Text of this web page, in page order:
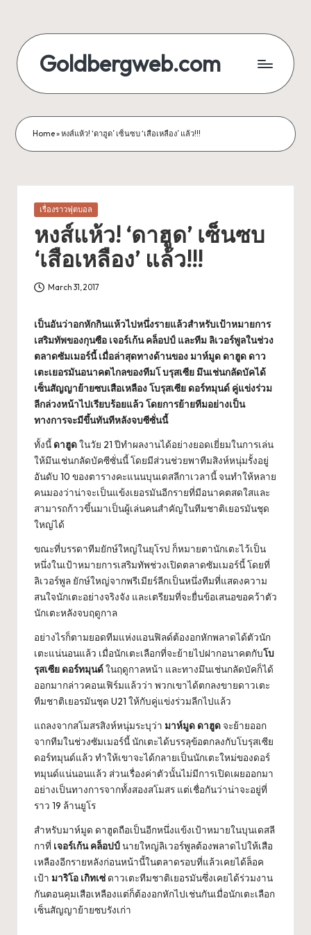
content
Goldbergweb.com
เรื่อง
คา
สิโน
ที่
น่า
ลุ้น
Home»หงส์แห้ว! ‘ดาฮูด’ เซ็นซบ ‘เสือเหลือง’ แล้ว!!!
Posted
เรื่องราวฟุตบอล
หงส์แห้ว! ‘ดาฮูด’ เซ็นซบ
‘เสือเหลือง’ แล้ว!!!
March 31, 2017
เป็นอันว่าอกหักกินแห้วไปหนึ่งรายแล้วสำหรับเป้าหมายการ
เสริมทัพของกุนซือ เจอร์เก้น คล็อปป์ และทีม ลิเวอร์พูลในช่วง
ตลาดซัมเมอร์นี้ เมื่อล่าสุดทางด้านของ มาห์มูด ดาฮูด ดาว
เตะเยอรมันอนาคตไกลของทีมโ บรุสเซีย มึนเช่นกลัดบัคได้
เซ็นสัญญาย้ายซบเสือเหลือง โบรุสเซีย ดอร์ทมุนด์ คู่แข่งร่วม
ลีกล่วงหน้าไปเรียบร้อยแล้ว โดยการย้ายทีมอย่างเป็น
ทางการจะมีขึ้นทันทีหลังจบซีซั่นนี้
ทั้งนี้ ดาฮูดในวัย 21 ปีทำผลงานได้อย่างยอดเยี่ยมในการเล่น
ให้มึนเช่นกลัดบัคซีซั่นนี้ โดยมีส่วนช่วยพาทีมสิงห์หนุ่มรั้งอยู่
อันดับ 10 ของตารางคะแนนบุนเดสลีกาเวลานี้ จนทำให้หลาย
คนมองว่าน่าจะเป็นแข้งเยอรมันอีกรายที่มีอนาคตสดใสและ
สามารถก้าวขึ้นมาเป็นผู้เล่นคนสำคัญในทีมชาติเยอรมันชุด
ใหญ่ได้
ขณะที่บรรดาทีมยักษ์ใหญ่ในยุโรป ก็หมายตานักเตะไว้เป็น
หนึ่งในเป้าหมายการเสริมทัพช่วงเปิดตลาดซัมเมอร์นี้ โดยที่
ลิเวอร์พูล ยักษ์ใหญ่จากพรีเมียร์ลีกเป็นหนึ่งทีมที่แสดงความ
สนใจนักเตะอย่างจริงจัง และเตรียมที่จะยื่นข้อเสนอขอคว้าตัว
นักเตะหลังจบฤดูกาล
อย่างไรก็ตามยอดทีมแห่งแอนฟิลด์ต้องอกหักพลาดได้ตัวนัก
เตะแน่นอนแล้ว เมื่อนักเตะเลือกที่จะย้ายไปฝากอนาคตกับโบ
รุสเซีย ดอร์ทมุนด์ในฤดูกาลหน้า และทางมึนเช่นกลัดบัคก็ได้
ออกมากล่าวคอนเฟิร์มแล้วว่า พวกเขาได้ตกลงขายดาวเตะ
ทีมชาติเยอรมันชุด U21 ให้กับคู่แข่งร่วมลีกไปแล้ว
แถลงจากสโมสรสิงห์หนุ่มระบุว่า มาห์มูด ดาฮูดจะย้ายออก
จากทีมในช่วงซัมเมอร์นี้ นักเตะได้บรรลุข้อตกลงกับโบรุสเซีย
ดอร์ทมุนด์แล้ว ทำให้เขาจะได้กลายเป็นนักเตะใหม่ของดอร์
ทมุนด์แน่นอนแล้ว ส่วนเรื่องค่าตัวนั้นไม่มีการเปิดเผยออกมา
อย่างเป็นทางการจากทั้งสองสโมสร แต่เชื่อกันว่าน่าจะอยู่ที่
ราว 19 ล้านยูโร
สำหรับมาห์มูด ดาฮูดถือเป็นอีกหนึ่งแข้งเป้าหมายในบุนเดสลี
กาที่ เจอร์เก้น คล็อปป์นายใหญ่ลิเวอร์พูลต้องพลาดไปให้เสือ
เหลืองอีกรายหลังก่อนหน้านี้ในตลาดรอบที่แล้วเคยได้ล็อค
เป้า มาริโอ เกิทเซ่ดาวเตะทีมชาติเยอรมันซึ่งเคยได้ร่วมงาน
กันตอนคุมเสือเหลืองแต่ก็ต้องอกหักไปเช่นกันเมื่อนักเตะเลือก
เซ็นสัญญาย้ายซบรังเก่า